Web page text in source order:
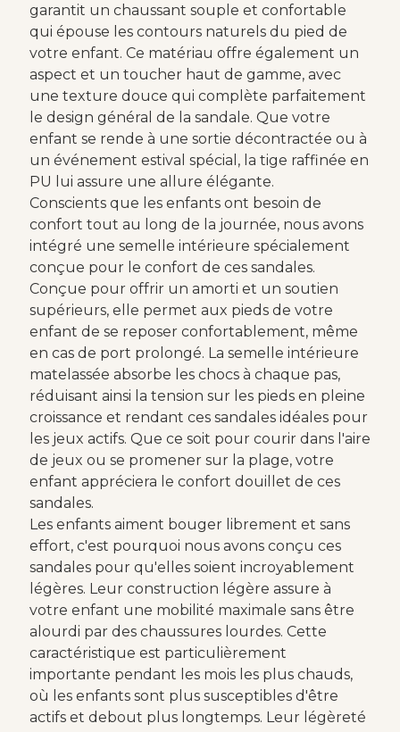
garantit un chaussant souple et confortable
qui épouse les contours naturels du pied de
votre enfant. Ce matériau offre également un
aspect et un toucher haut de gamme, avec
une texture douce qui complète parfaitement
le design général de la sandale. Que votre
enfant se rende à une sortie décontractée ou à
un événement estival spécial, la tige raffinée en
PU lui assure une allure élégante.
Conscients que les enfants ont besoin de
confort tout au long de la journée, nous avons
intégré une semelle intérieure spécialement
conçue pour le confort de ces sandales.
Conçue pour offrir un amorti et un soutien
supérieurs, elle permet aux pieds de votre
enfant de se reposer confortablement, même
en cas de port prolongé. La semelle intérieure
matelassée absorbe les chocs à chaque pas,
réduisant ainsi la tension sur les pieds en pleine
croissance et rendant ces sandales idéales pour
les jeux actifs. Que ce soit pour courir dans l'aire
de jeux ou se promener sur la plage, votre
enfant appréciera le confort douillet de ces
sandales.
Les enfants aiment bouger librement et sans
effort, c'est pourquoi nous avons conçu ces
sandales pour qu'elles soient incroyablement
légères. Leur construction légère assure à
votre enfant une mobilité maximale sans être
alourdi par des chaussures lourdes. Cette
caractéristique est particulièrement
importante pendant les mois les plus chauds,
où les enfants sont plus susceptibles d'être
actifs et debout plus longtemps. Leur légèreté